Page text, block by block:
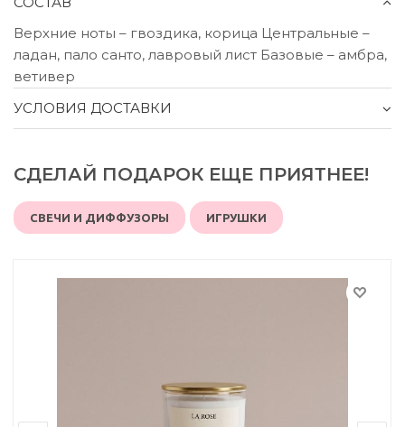
Верхние ноты – гвоздика, корица Центральные –
ладан, пало санто, лавровый лист Базовые – амбра,
ветивер
УСЛОВИЯ ДОСТАВКИ
СДЕЛАЙ ПОДАРОК ЕЩЕ ПРИЯТНЕЕ!
СВЕЧИ И ДИФФУЗОРЫ ИГРУШКИ